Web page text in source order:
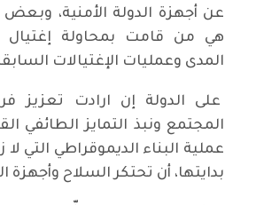
عن أجهزة الدولة الأمنية،
هي من قامت بمحاولة
المدى وعمليات الإغتيالات
على الدولة إن ارادت تعزيز
المجتمع ونبذ التمايز الطائفي
عملية البناء الديموقراطي التي
بدايتها، أن تحتكر السلاح وأجهزة